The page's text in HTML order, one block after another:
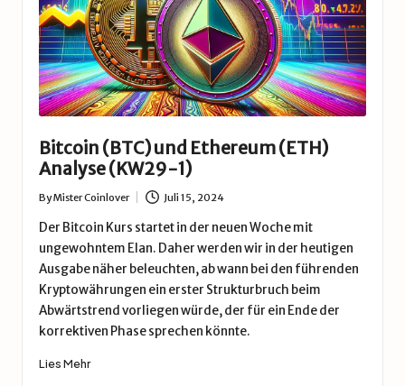
Bitcoin (BTC) und Ethereum (ETH)
Analyse (KW29-1)
Posted
by
ByMister Coinlover Juli 15, 2024
Der Bitcoin Kurs startet in der neuen Woche mit
ungewohntem Elan. Daher werden wir in der heutigen
Ausgabe näher beleuchten, ab wann bei den führenden
Kryptowährungen ein erster Strukturbruch beim
Abwärtstrend vorliegen würde, der für ein Ende der
korrektiven Phase sprechen könnte.
Lies Mehr